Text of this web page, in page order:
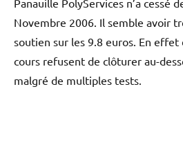
Novembre 2006. Il semble avoir
soutien sur les 9.8 euros. En effet
cours refusent de clôturer au-
malgré de multiples tests.